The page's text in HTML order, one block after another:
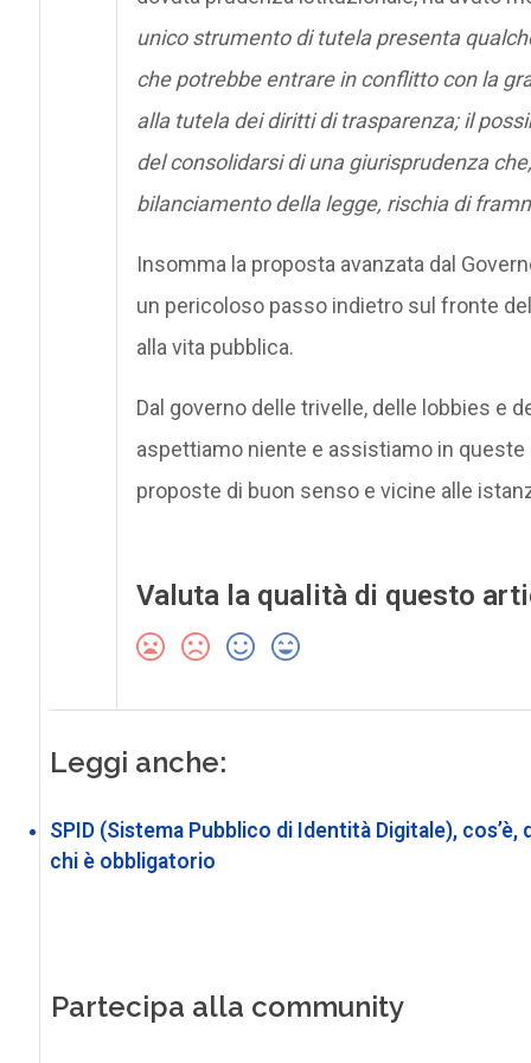
unico strumento di tutela presenta
che potrebbe entrare in conflitto con la
alla tutela dei diritti di trasparenza; il
del consolidarsi di una giurisprudenza
bilanciamento della legge, rischia di
Insomma la proposta avanzata dal
un pericoloso passo indietro sul fronte
alla vita pubblica.
Dal governo delle trivelle, delle lobbies e
aspettiamo niente e assistiamo in
proposte di buon senso e vicine alle
Valuta la qualità di questo
Leggi anche:
SPID (Sistema Pubblico di Identità Digitale),
chi è obbligatorio
Partecipa alla community